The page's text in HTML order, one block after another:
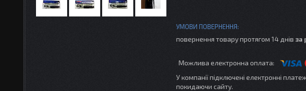
повернення товару протягом 14 днів за
У компанії підключені електронні
покидаючи сайту.